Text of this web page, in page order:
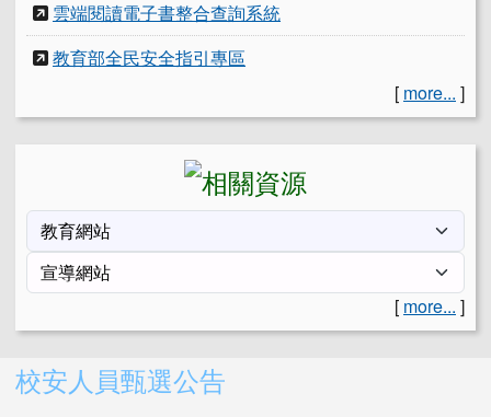
雲端閱讀電子書整合查詢系統
教育部全民安全指引專區
[ more... ]
[ more... ]
右邊區域內容
校安人員甄選公告